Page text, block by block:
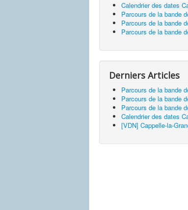
Calendrier des dates
Parcours de la bande
Parcours de la bande
Parcours de la bande
Derniers Articles
Parcours de la bande
Parcours de la bande
Parcours de la bande
Calendrier des dates
[VDN] Cappelle-la-